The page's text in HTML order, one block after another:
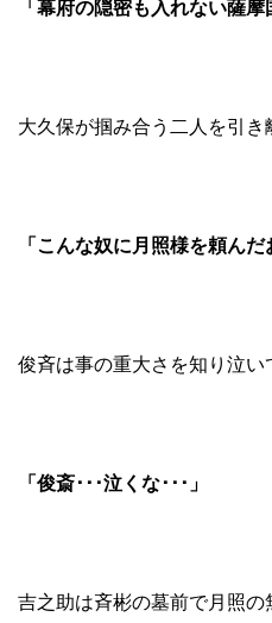
「幕府の隠密も入れない薩
大久保が掴み合う二人を引き
「こんな奴に月照様を頼んだ
俊斉は事の重大さを知り泣い
「俊斎･･･泣くな･･･」
吉之助は斉彬の墓前で月照